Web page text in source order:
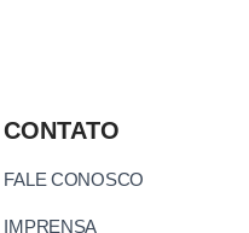
CONTATO
FALE CONOSCO
IMPRENSA